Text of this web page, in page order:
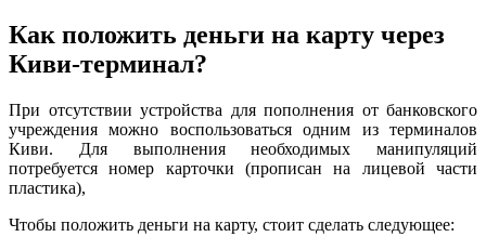
Как положить деньги на карту через
Киви-терминал?
При отсутствии устройства для пополнения от банковского
учреждения можно воспользоваться одним из терминалов
Киви. Для выполнения необходимых манипуляций
потребуется номер карточки (прописан на лицевой части
пластика),
Чтобы положить деньги на карту, стоит сделать следующее: